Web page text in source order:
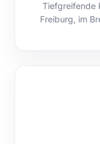
Tiefgreifende
Freiburg, im